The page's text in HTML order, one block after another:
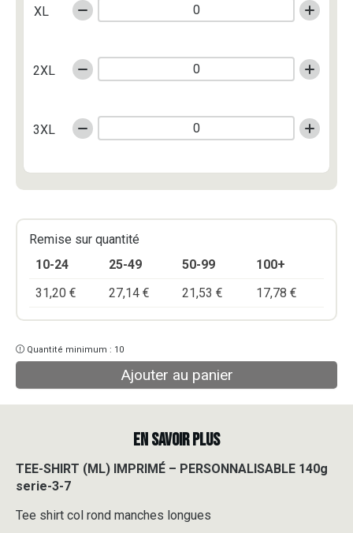
XL
2XL
3XL
Remise sur quantité
10-24
25-49 50-99
100+
31,20 € 27,14 € 21,53 € 17,78 €
Quantité minimum : 10
Ajouter au panier
EN SAVOIR PLUS
TEE-SHIRT (ML) IMPRIMÉ – PERSONNALISABLE 140g
serie-3-7
Tee shirt col rond manches longues